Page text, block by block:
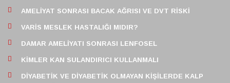
AMELIYAT SONRASI BACAK AĞRISI VE DVT RISKI
VARIS MESLEK HASTALIĞI MIDIR?
DAMAR AMELIYATI SONRASI LENFOSEL
KIMLER KAN SULANDIRICI KULLANMALI
DIYABETIK VE DIYABETIK OLMAYAN KIŞILERDE KALP